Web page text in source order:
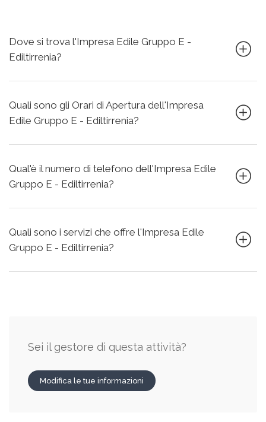
Dove si trova l'Impresa Edile Gruppo E -
Ediltirrenia?
Quali sono gli Orari di Apertura dell'Impresa
Edile Gruppo E - Ediltirrenia?
Qual'è il numero di telefono dell'Impresa Edile
Gruppo E - Ediltirrenia?
Quali sono i servizi che offre l'Impresa Edile
Gruppo E - Ediltirrenia?
Sei il gestore di questa attività?
Modifica le tue informazioni